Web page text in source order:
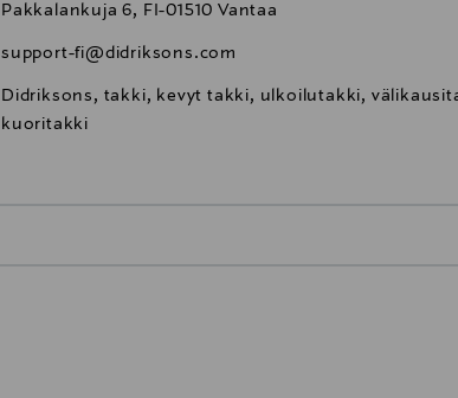
Pakkalankuja 6, FI-01510 Vantaa
support-fi@didriksons.com
Didriksons, takki, kevyt takki, ulkoilutakki,
kuoritakki